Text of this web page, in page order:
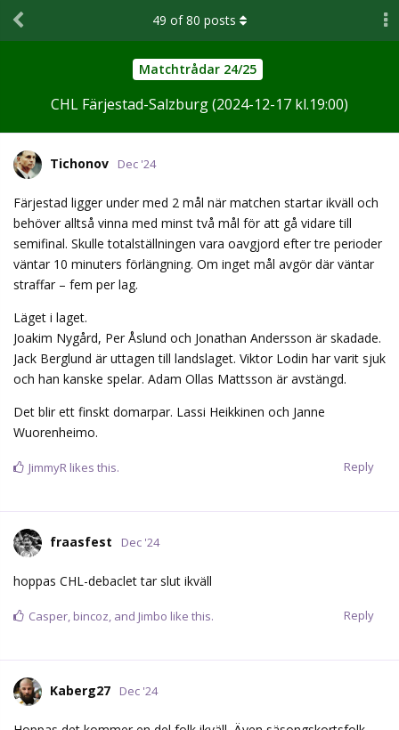
Matchtrådar 24/25
CHL Färjestad-Salzburg (2024-12-17 kl.19:00)
49 of80 posts
Tichonov Dec '24
Färjestad ligger under med 2 mål när matchen startar ikväll och
behöver alltså vinna med minst två mål för att gå vidare till
semifinal. Skulle totalställningen vara oavgjord efter tre perioder
väntar 10 minuters förlängning. Om inget mål avgör där väntar
straffar – fem per lag.
Läget i laget.
Joakim Nygård, Per Åslund och Jonathan Andersson är skadade.
Jack Berglund är uttagen till landslaget. Viktor Lodin har varit sjuk
och han kanske spelar. Adam Ollas Mattsson är avstängd.
Det blir ett finskt domarpar. Lassi Heikkinen och Janne
Wuorenheimo.
Reply
JimmyR likes this.
fraasfest Dec '24
hoppas CHL-debaclet tar slut ikväll
Reply
Casper, bincoz, and Jimbo like this.
Kaberg27 Dec '24